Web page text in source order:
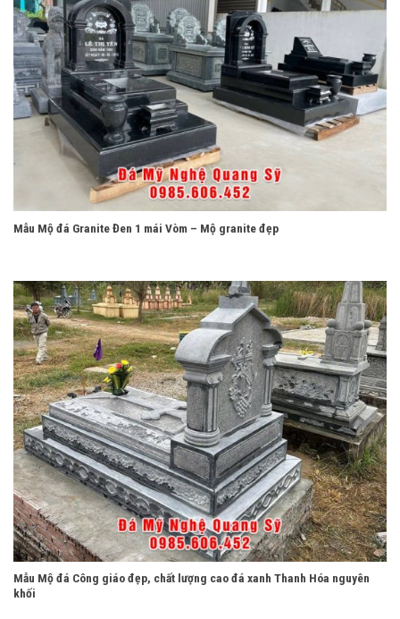
Mẫu Mộ đá Granite Đen 1 mái Vòm – Mộ granite đẹp
Mẫu Mộ đá Công giáo đẹp, chất lượng cao đá xanh Thanh Hóa nguyên
khối